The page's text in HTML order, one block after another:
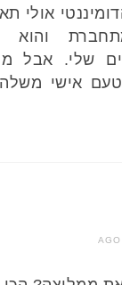
אולי
והוא
שלי. אבל
אישי